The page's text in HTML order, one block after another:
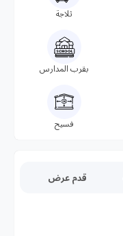
ثلاجة
بقرب المدارس
فسيح
قدم عرض